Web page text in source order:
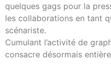
quelques gags pour la
les collaborations en tant
scénariste.
Cumulant l’activité de
consacre désormais